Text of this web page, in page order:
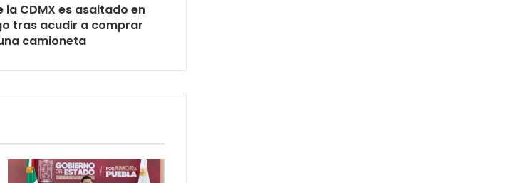
la CDMX es asaltado en
tras acudir a comprar
camioneta